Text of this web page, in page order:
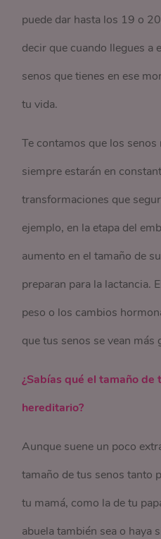
puede dar hasta los 19 o
decir que cuando llegues a
senos que tienes en ese
tu vida.
Te contamos que los
siempre estarán en
transformaciones que
ejemplo, en la etapa del
aumento en el tamaño de
preparan para la lactancia.
peso o los cambios
que tus senos se vean más
¿Sabías qué el tamaño de
hereditario?
Aunque suene un poco
tamaño de tus senos tanto
tu mamá, como la de tu
abuela también sea o haya